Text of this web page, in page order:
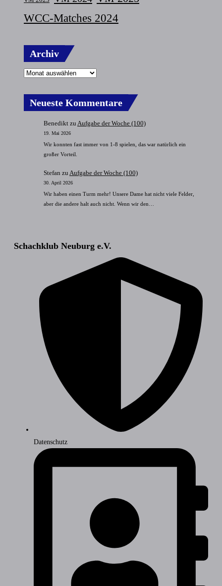
WCC-Matches 2024
Archiv
Neueste Kommentare
Benedikt zu Aufgabe der Woche (100)
19. Mai 2026
Wir konnten fast immer von 1-8 spielen, das war natürlich ein
großer Vorteil.
Stefan zu Aufgabe der Woche (100)
30. April 2026
Wir haben einen Turm mehr! Unsere Dame hat nicht viele Felder,
aber die andere halt auch nicht. Wenn wir den…
Schachklub Neuburg e.V.
Datenschutz